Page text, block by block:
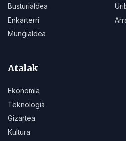
Busturialdea
Enkarterri
Mungialdea
Atalak
Ekonomia
Teknologia
Gizartea
Kultura